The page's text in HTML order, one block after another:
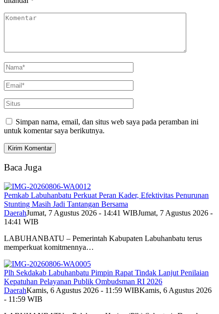
Simpan nama, email, dan situs web saya pada peramban ini
untuk komentar saya berikutnya.
Baca Juga
Pemkab Labuhanbatu Perkuat Peran Kader, Efektivitas Penurunan
Stunting Masih Jadi Tantangan Bersama
DaerahJumat, 7 Agustus 2026 - 14:41 WIBJumat, 7 Agustus 2026 -
14:41 WIB
LABUHANBATU – Pemerintah Kabupaten Labuhanbatu terus
memperkuat komitmennya…
Plh Sekdakab Labuhanbatu Pimpin Rapat Tindak Lanjut Penilaian
Kepatuhan Pelayanan Publik Ombudsman RI 2026
DaerahKamis, 6 Agustus 2026 - 11:59 WIBKamis, 6 Agustus 2026
- 11:59 WIB